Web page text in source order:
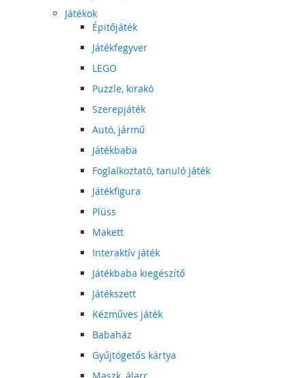
Játékok
Épitőjáték
Játékfegyver
LEGO
Puzzle, kirakó
Szerepjáték
Autó, jármű
Játékbaba
Foglalkoztató, tanuló játék
Játékfigura
Plüss
Makett
Interaktív játék
Játékbaba kiegészítő
Játékszett
Kézműves játék
Babaház
Gyűjtögetős kártya